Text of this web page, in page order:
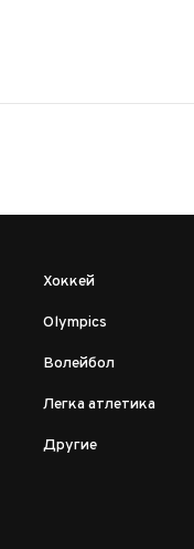
Хоккей
Olympics
Волейбол
Легка атлетика
Другие